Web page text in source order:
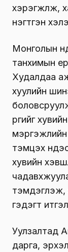
хэрэгжүүлж,
нэгтгэн
Монголын
танхимын
Худалдаа
хуулийн
үүргийг
мэргэжлийн
тэмцэх
хувийн
тэмдэглэж,
гэдэгт
Уулзалтад
дарга,